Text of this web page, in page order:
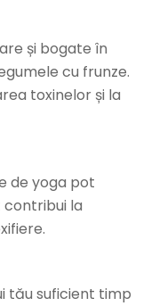
și bogate în
cu frunze.
toxinelor și la
de yoga pot
contribui la
tău suficient timp